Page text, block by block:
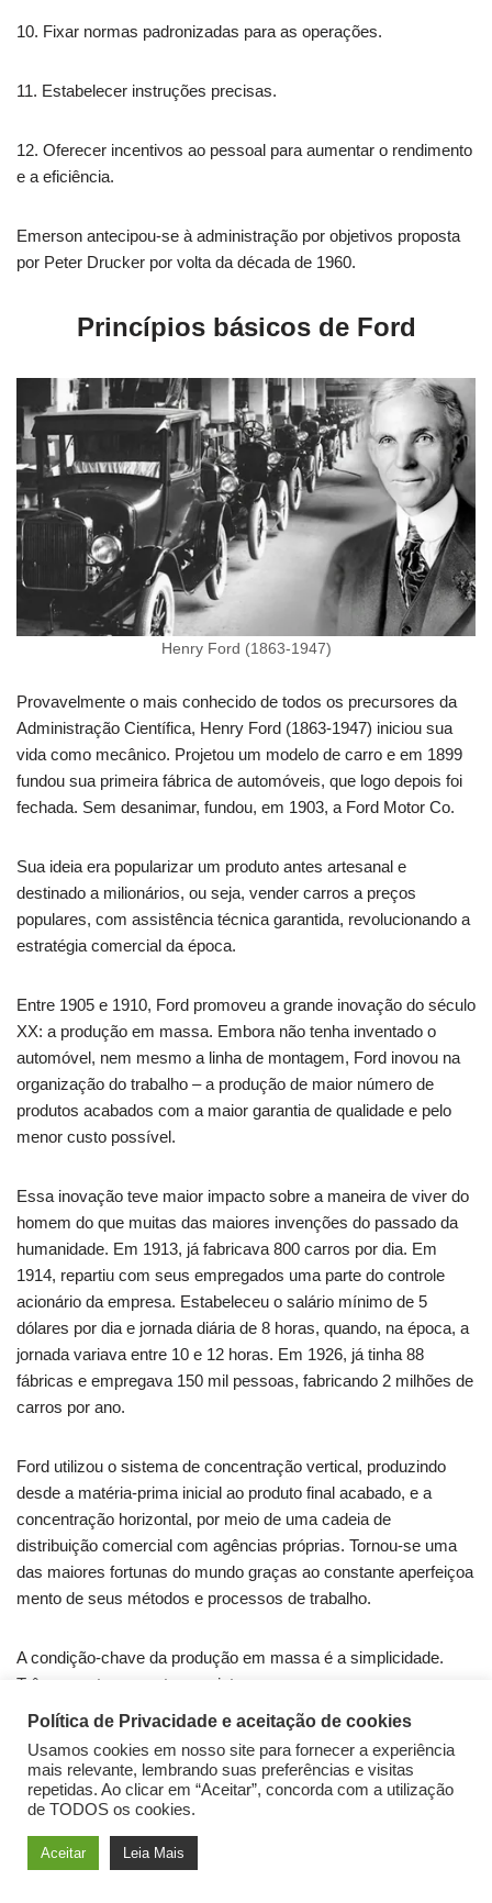
10. Fixar normas padronizadas para as operações.
11. Estabelecer instruções precisas.
12. Oferecer incentivos ao pessoal para aumentar o rendimento
e a eficiência.
Emerson antecipou-se à administração por objetivos proposta
por Peter Drucker por volta da década de 1960.
Princípios básicos de Ford
Henry Ford (1863-1947)
Provavelmente o mais conhecido de todos os precursores da
Administração Científica, Henry Ford (1863-1947) iniciou sua
vida como mecânico. Projetou um modelo de carro e em 1899
fundou sua primeira fábrica de automóveis, que logo depois foi
fechada. Sem desanimar, fundou, em 1903, a Ford Motor Co.
Sua ideia era popularizar um produto antes artesanal e
destinado a milionários, ou seja, vender carros a preços
populares, com assistência técnica garantida, revolucionando a
estratégia comercial da época.
Entre 1905 e 1910, Ford promoveu a grande inovação do século
XX: a produção em massa. Embora não tenha inventado o
automóvel, nem mesmo a linha de montagem, Ford inovou na
organização do trabalho – a produção de maior número de
produtos acabados com a maior garantia de qualidade e pelo
menor custo possível.
Essa inovação teve maior impacto sobre a maneira de viver do
homem do que muitas das maiores invenções do passado da
humanidade. Em 1913, já fabricava 800 carros por dia. Em
1914, repartiu com seus empregados uma parte do controle
acionário da empresa. Estabeleceu o salário mínimo de 5
dólares por dia e jornada diária de 8 horas, quando, na época, a
jornada variava entre 10 e 12 horas. Em 1926, já tinha 88
fábricas e empregava 150 mil pessoas, fabricando 2 milhões de
carros por ano.
Ford utilizou o sistema de concentração vertical, produzindo
desde a matéria-prima inicial ao produto final acabado, e a
concentração horizontal, por meio de uma cadeia de
distribuição comercial com agências próprias. Tornou-se uma
das maiores fortunas do mundo graças ao constante aperfeiçoa​
mento de seus métodos e processos de trabalho.
A condição-chave da produção em massa é a simplicidade.
Três aspectos suportam o sistema:
1. A progressão do produto pelo processo produtivo é planejada,
ordenada e contínua.
a iniciativa de ir buscá-lo.
Política de Privacidade e aceitação de cookies
Usamos cookies em nosso site para fornecer a experiência
mais relevante, lembrando suas preferências e visitas
repetidas. Ao clicar em “Aceitar”, concorda com a utilização
de TODOS os cookies.
Aceitar Leia Mais